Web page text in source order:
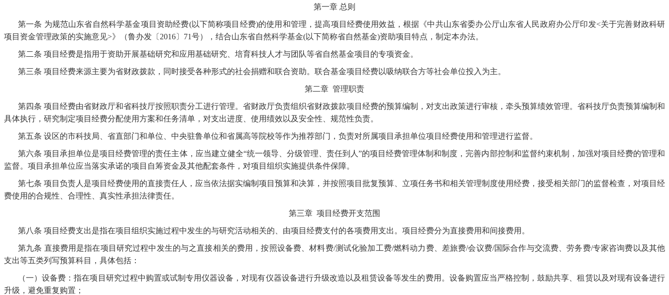
第一章 总则
第一条 为规范山东省自然科学基金项目资助经费(以下简称项目经费)的使用和管理，提高项目经费使用效益，根据《中共山东省委办公厅山东省人民政府办公厅印发<关于完善财政科研
项目资金管理政策的实施意见>》（鲁办发〔2016〕71号），结合山东省自然科学基金(以下简称省自然基金)资助项目特点，制定本办法。
第二条 项目经费是指用于资助开展基础研究和应用基础研究、培育科技人才与团队等省自然基金项目的专项资金。
第三条 项目经费来源主要为省财政拨款，同时接受各种形式的社会捐赠和联合资助。联合基金项目经费以吸纳联合方等社会单位投入为主。
第二章 管理职责
第四条 项目经费由省财政厅和省科技厅按照职责分工进行管理。省财政厅负责组织省财政拨款项目经费的预算编制，对支出政策进行审核，牵头预算绩效管理。省科技厅负责预算编制和
具体执行，研究制定项目经费分配使用方案和任务清单，对支出进度、使用绩效以及安全性、规范性负责。
第五条 设区的市科技局、省直部门和单位、中央驻鲁单位和省属高等院校等作为推荐部门，负责对所属项目承担单位项目经费使用和管理进行监督。
第六条 项目承担单位是项目经费管理的责任主体，应当建立健全“统一领导、分级管理、责任到人”的项目经费管理体制和制度，完善内部控制和监督约束机制，加强对项目经费的管理和
监督。项目承担单位应当落实承诺的项目自筹资金及其他配套条件，对项目组织实施提供条件保障。
第七条 项目负责人是项目经费使用的直接责任人，应当依法据实编制项目预算和决算，并按照项目批复预算、立项任务书和相关管理制度使用经费，接受相关部门的监督检查，对项目经
费使用的合规性、合理性、真实性承担法律责任。
第三章 项目经费开支范围
第八条 项目经费支出是指在项目组织实施过程中发生的与研究活动相关的、由项目经费支付的各项费用支出。项目经费分为直接费用和间接费用。
第九条 直接费用是指在项目研究过程中发生的与之直接相关的费用，按照设备费、材料费/测试化验加工费/燃料动力费、差旅费/会议费/国际合作与交流费、劳务费/专家咨询费以及其他
支出等五类列写预算科目，具体包括：
（一）设备费：指在项目研究过程中购置或试制专用仪器设备，对现有仪器设备进行升级改造以及租赁设备等发生的费用。设备购置应当严格控制，鼓励共享、租赁以及对现有设备进行
升级，避免重复购置；